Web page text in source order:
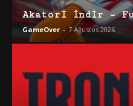
Akatori İndir –
GameOver - 7 Ağustos 2026